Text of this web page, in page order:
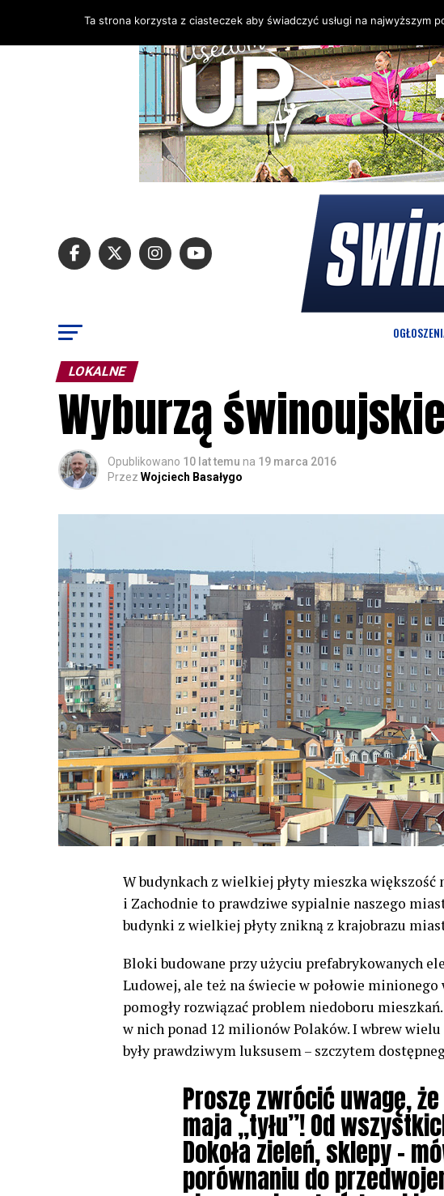
LOKALNE
Wyburzą
Opublikowano 10 lat temu na 19 marca 2016
Przez Wojciech Basałygo
W budynkach z wielkiej płyty mieszka
i Zachodnie to prawdziwe sypialnie naszego
budynki z wielkiej płyty znikną z krajobrazu
Bloki budowane przy użyciu prefabrykowanych
Ludowej, ale też na świecie w połowie minionego
pomogły rozwiązać problem niedoboru
w nich ponad 12 milionów Polaków. I wbrew
były prawdziwym luksusem – szczytem
Proszę zwrócić uwagę,
maja „tyłu”! Od
Dokoła zieleń, sklepy –
porównaniu do
Ta strona korzysta z ciasteczek aby świadczyć usługi na najwyższym